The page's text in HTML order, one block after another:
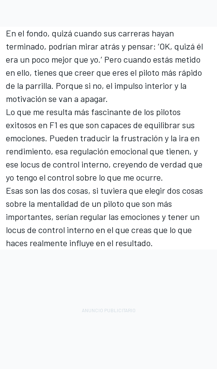
En el fondo, quizá cuando sus carreras hayan
terminado, podrían mirar atrás y pensar: ‘OK, quizá él
era un poco mejor que yo.’ Pero cuando estás metido
en ello, tienes que creer que eres el piloto más rápido
de la parrilla. Porque si no, el impulso interior y la
motivación se van a apagar.
Lo que me resulta más fascinante de los pilotos
exitosos en F1 es que son capaces de equilibrar sus
emociones. Pueden traducir la frustración y la ira en
rendimiento, esa regulación emocional que tienen, y
ese locus de control interno, creyendo de verdad que
yo tengo el control sobre lo que me ocurre.
Esas son las dos cosas, si tuviera que elegir dos cosas
sobre la mentalidad de un piloto que son más
importantes, serían regular las emociones y tener un
locus de control interno en el que creas que lo que
haces realmente influye en el resultado.